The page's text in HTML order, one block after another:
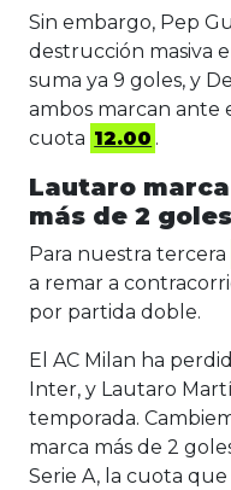
Sin embargo, Pep
destrucción masiva
suma ya 9 goles, y
ambos marcan ante
cuota 12.00 .
Lautaro
más de 2
Para nuestra tercera
a remar a
por partida doble.
El AC Milan ha
Inter, y Lautaro
temporada.
marca más de 2
Serie A, la cuota